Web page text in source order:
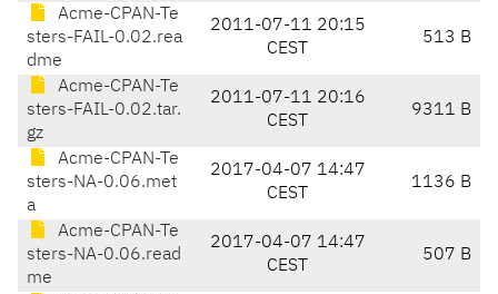
Acme-CPAN-Te
sters-FAIL-0.02.rea
dme
2011-07-11 20:15
CEST
513 B
Acme-CPAN-Te
sters-FAIL-0.02.tar.
gz
2011-07-11 20:16
CEST
9311 B
Acme-CPAN-Te
sters-NA-0.06.met
a
2017-04-07 14:47
CEST
1136 B
Acme-CPAN-Te
sters-NA-0.06.read
me
2017-04-07 14:47
CEST
507 B